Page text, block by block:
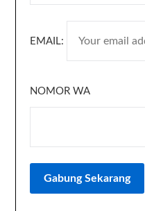
EMAIL:
NOMOR WA